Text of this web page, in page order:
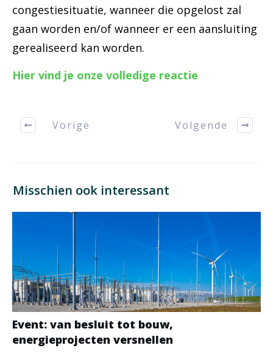
congestiesituatie, wanneer die opgelost zal
gaan worden en/of wanneer er een aansluiting
gerealiseerd kan worden.
Hier vind je onze volledige reactie
Vorige Volgende
Misschien ook interessant
Event: van besluit tot bouw,
energieprojecten versnellen